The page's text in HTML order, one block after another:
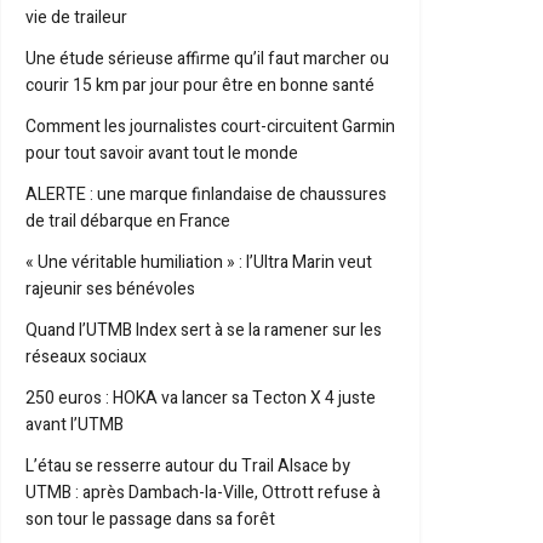
vie de traileur
Une étude sérieuse affirme qu’il faut marcher ou
courir 15 km par jour pour être en bonne santé
Comment les journalistes court-circuitent Garmin
pour tout savoir avant tout le monde
ALERTE : une marque finlandaise de chaussures
de trail débarque en France
« Une véritable humiliation » : l’Ultra Marin veut
rajeunir ses bénévoles
Quand l’UTMB Index sert à se la ramener sur les
réseaux sociaux
250 euros : HOKA va lancer sa Tecton X 4 juste
avant l’UTMB
L’étau se resserre autour du Trail Alsace by
UTMB : après Dambach-la-Ville, Ottrott refuse à
son tour le passage dans sa forêt